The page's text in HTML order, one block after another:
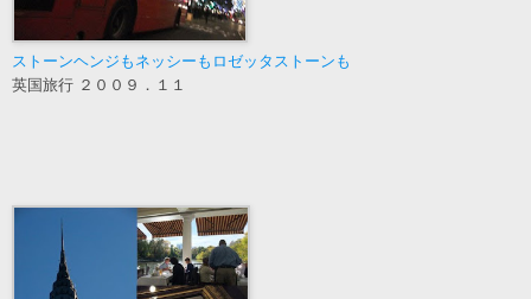
ストーンヘンジもネッシーもロゼッタストーンも
英国旅行 ２００９．１１